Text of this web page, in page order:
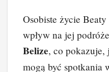
Osobiste życie
wpływ na jej
Belize, co pokazuje,
mogą być spotkania